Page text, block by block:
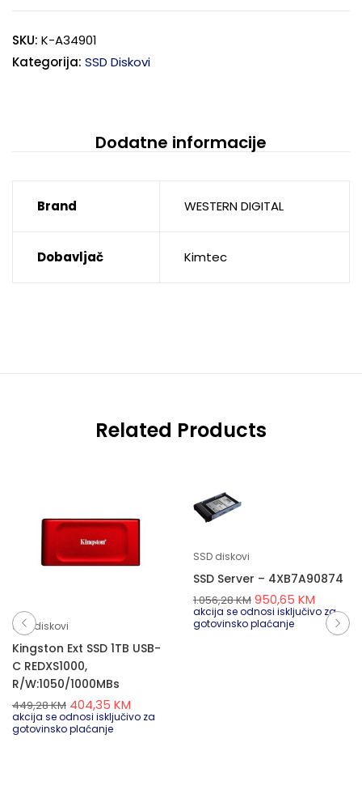
SKU: K-A34901
Kategorija: SSD Diskovi
Dodatne informacije
Brand WESTERN DIGITAL
Dobavljač Kimtec
Related Products
SSD diskovi
Kingston Ext SSD 1TB USB-
C REDXS1000,
R/W:1050/1000MBs
449,28KM 404,35 KM
akcija se odnosi isključivo za
gotovinsko plaćanje
SSD diskovi
SSD Server – 4XB7A90874
1.056,28KM 950,65 KM
akcija se odnosi isključivo za
gotovinsko plaćanje